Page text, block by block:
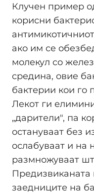
Клучен пример
корисни
ако им се
молекул со
средина, овие
бактерии кои го
Лекот ги
„дарители", па
остануваат без
ослабуваат и на
размножуваат
Предизвиканата
заедниците на